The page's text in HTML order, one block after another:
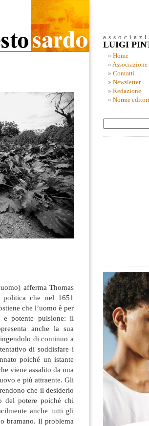
afferma Thomas
che nel 1651
che l’uomo è per
e potente pulsione: il
anche la sua
di continuo a
di soddisfare i
poiché un istante
viene assalito da una
e più attraente. Gli
che il desiderio
del potere poiché chi
anche tutti gli
bramano. Il problema
LUIGI
Home
Associazione
Contatti
Newsletter
Redazione
Norme